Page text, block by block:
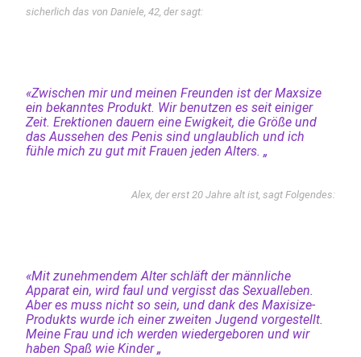
sicherlich das von Daniele, 42, der sagt:
«Zwischen mir und meinen Freunden ist der Maxsize
ein bekanntes Produkt. Wir benutzen es seit einiger
Zeit. Erektionen dauern eine Ewigkeit, die Größe und
das Aussehen des Penis sind unglaublich und ich
fühle mich zu gut mit Frauen jeden Alters. „
Alex, der erst 20 Jahre alt ist, sagt Folgendes:
«Mit zunehmendem Alter schläft der männliche
Apparat ein, wird faul und vergisst das Sexualleben.
Aber es muss nicht so sein, und dank des Maxisize-
Produkts wurde ich einer zweiten Jugend vorgestellt.
Meine Frau und ich werden wiedergeboren und wir
haben Spaß wie Kinder „